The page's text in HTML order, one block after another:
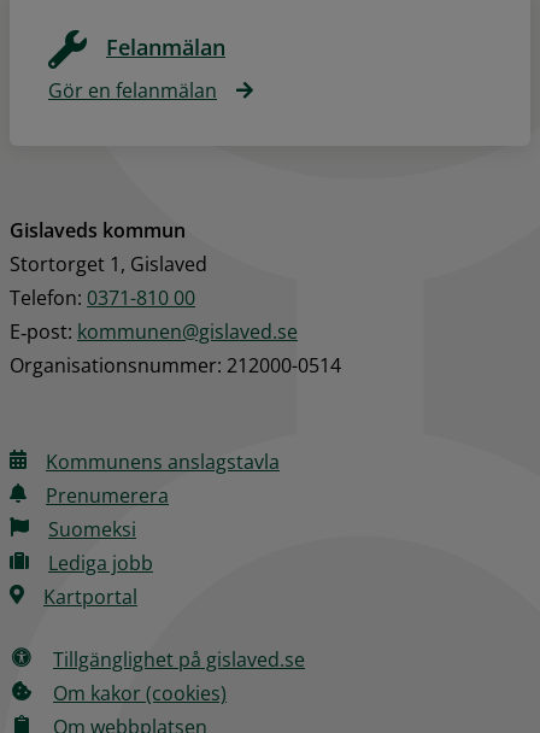
Felanmälan
Gör en felanmälan
Gislaveds kommun
Stortorget 1, Gislaved
Telefon: 0371-810 00
E‑post: kommunen@gislaved.se
Organisationsnummer: 212000-0514
Kommunens anslagstavla
Prenumerera
Suomeksi
Lediga jobb
Kartportal
Tillgänglighet på gislaved.se
Om kakor (cookies)
Om webbplatsen